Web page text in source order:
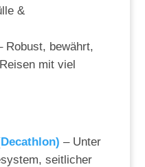
&
Robust, bewährt,
mit viel
– Unter
seitlicher